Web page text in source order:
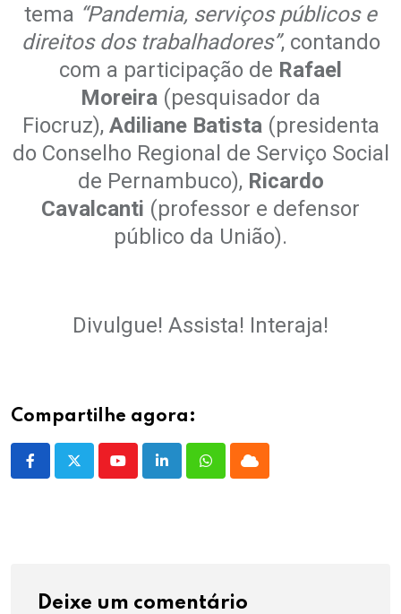
tema “Pandemia, serviços públicos e
direitos dos trabalhadores”, contando
com a participação de Rafael
Moreira (pesquisador da
Fiocruz), Adiliane Batista (presidenta
do Conselho Regional de Serviço Social
de Pernambuco), Ricardo
Cavalcanti (professor e defensor
público da União).
Divulgue! Assista! Interaja!
Compartilhe agora:
YoutubeLinkedInWhatsappCloud
Deixe um comentário